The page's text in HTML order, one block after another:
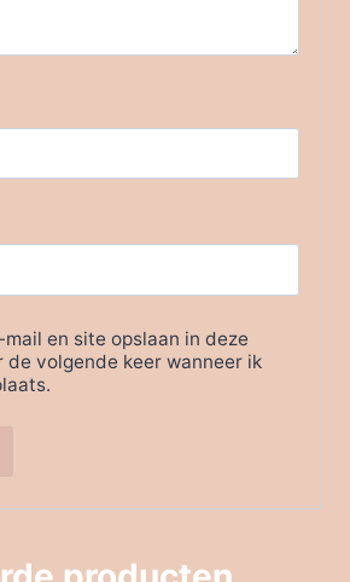
en site opslaan in deze
de volgende keer wanneer ik